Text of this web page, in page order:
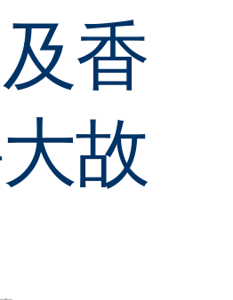
学生
职员
校友
传媒
公众
学生内联网
职员行政内联网
校友内联网
学术部门
学术课程
行政部门
式
香
故